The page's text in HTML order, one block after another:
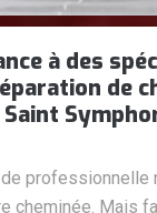
à des
de
Saint
professionnelle
cheminée. Mais